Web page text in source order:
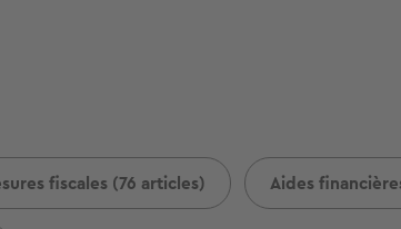
fiscales (76 articles) Aides